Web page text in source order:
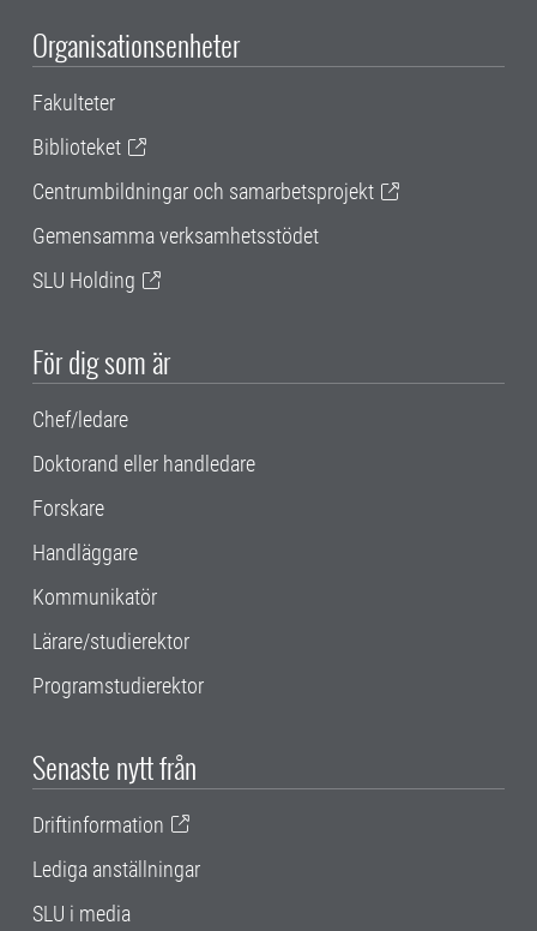
Organisationsenheter
Fakulteter
Biblioteket
Centrumbildningar och samarbetsprojekt
Gemensamma verksamhetsstödet
SLU Holding
För dig som är
Chef/ledare
Doktorand eller handledare
Forskare
Handläggare
Kommunikatör
Lärare/studierektor
Programstudierektor
Senaste nytt från
Driftinformation
Lediga anställningar
SLU i media